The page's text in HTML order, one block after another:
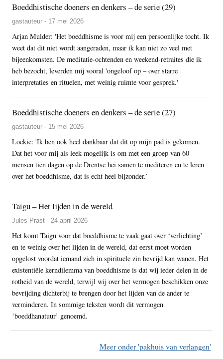
Boeddhistische doeners en denkers – de serie (29)
gastauteur - 17 mei 2026
Arjan Mulder: 'Het boeddhisme is voor mij een persoonlijke tocht. Ik
weet dat dit niet wordt aangeraden, maar ik kan niet zo veel met
bijeenkomsten. De meditatie-ochtenden en weekend-retraites die ik
heb bezocht, leverden mij vooral 'ongeloof op – over starre
interpretaties en rituelen, met weinig ruimte voor gesprek.'
Boeddhistische doeners en denkers – de serie (27)
gastauteur - 15 mei 2026
Loekie: 'Ik ben ook heel dankbaar dat dit op mijn pad is gekomen.
Dat het voor mij als leek mogelijk is om met een groep van 60
mensen tien dagen op de Drentse hei samen te mediteren en te leren
over het boeddhisme, dat is echt heel bijzonder.’
Taigu – Het lijden in de wereld
Jules Prast - 24 april 2026
Het komt Taigu voor dat boeddhisme te vaak gaat over ‘verlichting’
en te weinig over het lijden in de wereld, dat eerst moet worden
opgelost voordat iemand zich in spirituele zin bevrijd kan wanen. Het
existentiële kerndilemma van boeddhisme is dat wij ieder delen in de
rotheid van de wereld, terwijl wij over het vermogen beschikken onze
bevrijding dichterbij te brengen door het lijden van de ander te
verminderen. In sommige teksten wordt dit vermogen
‘boeddhanatuur’ genoemd.
Meer onder 'pakhuis van verlangen'